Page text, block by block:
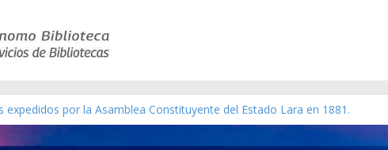
Modesta Bor
expedidos por la Asamblea Constituyente del Estado Lara en 1881.